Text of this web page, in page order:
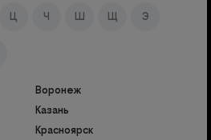
Ц Ч Ш Щ Э
Воронеж
Казань
Красноярск